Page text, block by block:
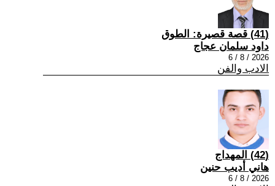
(41) قصة قصيرة: الطوق
داود سلمان عجاج
2026 / 8 / 6
الادب والفن
(42) المهداج
هاني أديب حنين
2026 / 8 / 6